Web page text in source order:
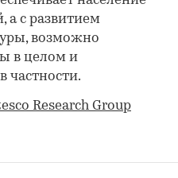
а с развитием
возможно
в целом и
частности.
Research Group